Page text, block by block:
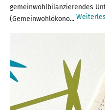
gemeinwohlbilanzierendes
(Gemeinwohlökono...